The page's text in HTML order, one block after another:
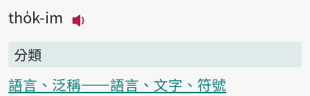
tho̍k-im
分類
語言、泛稱——語言、文字、符號